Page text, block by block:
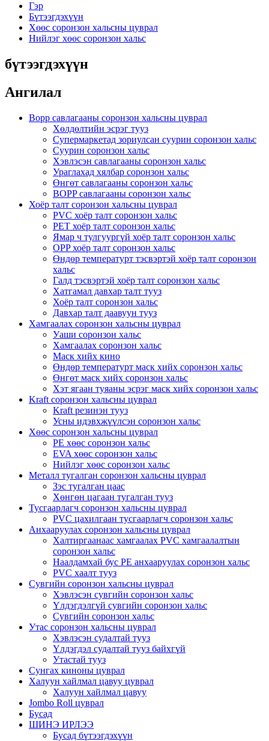
Гэр
Бүтээгдэхүүн
Хөөс соронзон хальсны цуврал
Нийлэг хөөс соронзон хальс
бүтээгдэхүүн
Ангилал
Bopp савлагааны соронзон хальсны цуврал
Хөлдөлтийн эсрэг тууз
Супермаркетад зориулсан суурин соронзон хальс
Суурин соронзон хальс
Хэвлэсэн савлагааны соронзон хальс
Ураглахад хялбар соронзон хальс
Өнгөт савлагааны соронзон хальс
BOPP савлагааны соронзон хальс
Хоёр талт соронзон хальсны цуврал
PVC хоёр талт соронзон хальс
PET хоёр талт соронзон хальс
Ямар ч тулгуургүй хоёр талт соронзон хальс
OPP хоёр талт соронзон хальс
Өндөр температурт тэсвэртэй хоёр талт соронзон
хальс
Галд тэсвэртэй хоёр талт соронзон хальс
Хатгамал давхар талт тууз
Хоёр талт соронзон хальс
Давхар талт даавуун тууз
Хамгаалах соронзон хальсны цуврал
Уаши соронзон хальс
Хамгаалах соронзон хальс
Маск хийх кино
Өндөр температурт маск хийх соронзон хальс
Өнгөт маск хийх соронзон хальс
Хэт ягаан туяаны эсрэг маск хийх соронзон хальс
Kraft соронзон хальсны цуврал
Kraft резинэн тууз
Усны идэвхжүүлсэн соронзон хальс
Хөөс соронзон хальсны цуврал
PE хөөс соронзон хальс
EVA хөөс соронзон хальс
Нийлэг хөөс соронзон хальс
Металл тугалган соронзон хальсны цуврал
Зэс тугалган цаас
Хөнгөн цагаан тугалган тууз
Тусгаарлагч соронзон хальсны цуврал
PVC цахилгаан тусгаарлагч соронзон хальс
Анхааруулах соронзон хальсны цуврал
Халтиргаанаас хамгаалах PVC хамгаалалтын
соронзон хальс
Наалдамхай бус PE анхааруулах соронзон хальс
PVC хаалт тууз
Сувгийн соронзон хальсны цуврал
Хэвлэсэн сувгийн соронзон хальс
Үлдэгдэлгүй сувгийн соронзон хальс
Сувгийн соронзон хальс
Утас соронзон хальсны цуврал
Хэвлэсэн судалтай тууз
Үлдэгдэл судалтай тууз байхгүй
Утастай тууз
Сунгах киноны цуврал
Халуун хайлмал цавуу цуврал
Халуун хайлмал цавуу
Jombo Roll цуврал
Бусад
ШИНЭ ИРЛЭЭ
Бусад бүтээгдэхүүн